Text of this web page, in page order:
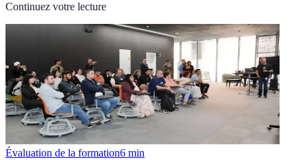
Continuez votre lecture
Évaluation de la formation6 min